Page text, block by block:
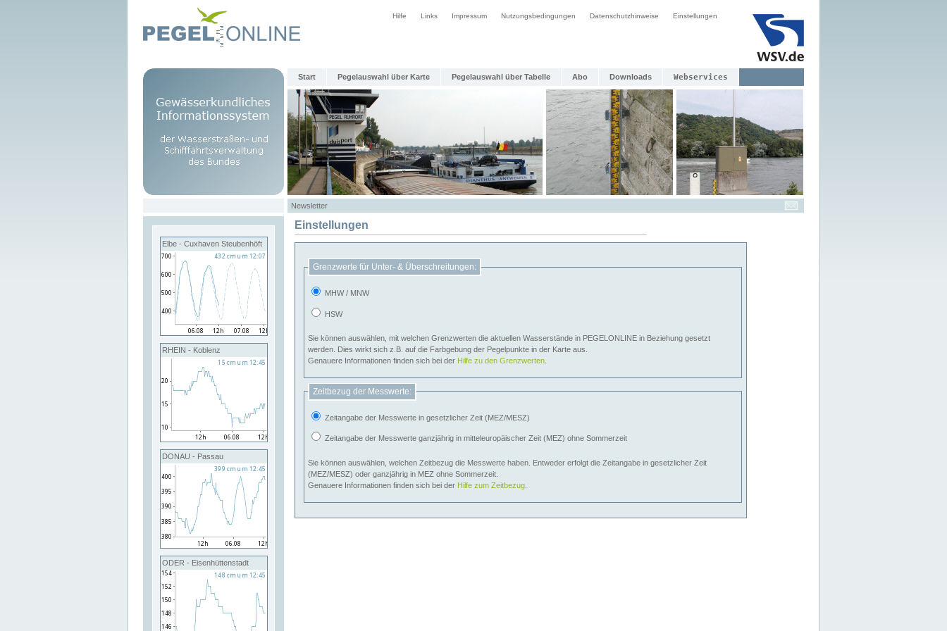
Hilfe Links Impressum Nutzungsbedingungen Datenschutzhinweise Einstellungen
Start Pegelauswahl über Karte Pegelauswahl über Tabelle Abo Downloads Webservices
Newsletter
Elbe - Cuxhaven Steubenhöft
RHEIN - Koblenz
DONAU - Passau
ODER - Eisenhüttenstadt
Einstellungen
Grenzwerte für Unter- & Überschreitungen:
MHW / MNW
HSW
Sie können auswählen, mit welchen Grenzwerten die aktuellen Wasserstände in PEGELONLINE in Beziehung gesetzt
werden. Dies wirkt sich z.B. auf die Farbgebung der Pegelpunkte in der Karte aus.
Genauere Informationen finden sich bei der Hilfe zu den Grenzwerten
Zeitbezug der Messwerte:
Zeitangabe der Messwerte in gesetzlicher Zeit (MEZ/MESZ)
Zeitangabe der Messwerte ganzjährig in mitteleuropäischer Zeit (MEZ) ohne Sommerzeit
Sie können auswählen, welchen Zeitbezug die Messwerte haben. Entweder erfolgt die Zeitangabe in gesetzlicher Zeit
(MEZ/MESZ) oder ganzjährig in MEZ ohne Sommerzeit.
Genauere Informationen finden sich bei der Hilfe zum Zeitbezug